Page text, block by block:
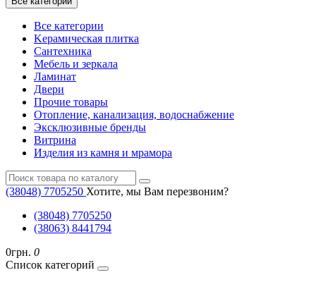
Все категории
Kерамическая плитка
Cантехника
Мебель и зеркала
Ламинат
Двери
Прочие товары
Отопление, канализация, водоснабжение
Эксклюзивные бренды
Витрина
Изделия из камня и мрамора
(38048) ‎7705250 Хотите, мы Вам перезвоним?
(38048) ‎7705250
(38063) 8441794
0грн. 0
Список категорий